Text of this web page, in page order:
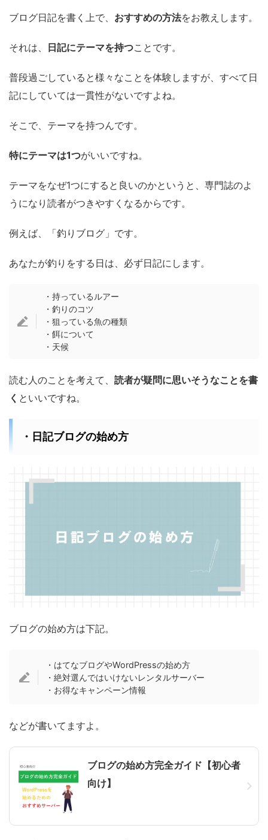
ブログ日記を書く上で、 おすすめの方法をお教えします。
それは、 日記にテーマを持つことです。
普段過ごしていると様々なことを体験しますが、すべて日
記にしていては一貫性がないですよね。
そこで、テーマを持つんです。
特にテーマは1つがいいですね。
テーマをなぜ1つにすると良いのかというと、専門誌のよ
うになり読者がつきやすくなるからです。
例えば、「釣りブログ」です。
あなたが釣りをする日は、必ず日記にします。
・持っているルアー
・釣りのコツ
・狙っている魚の種類
・餌について
・天候
読む人のことを考えて、 読者が疑問に思いそうなことを書
く といいですね。
・日記ブログの始め方
ブログの始め方は下記。
・はてなブログやWordPressの始め方
・絶対選んではいけないレンタルサーバー
・お得なキャンペーン情報
などが書いてますよ。
ブログの始め方完全ガイド【初心者
向け】